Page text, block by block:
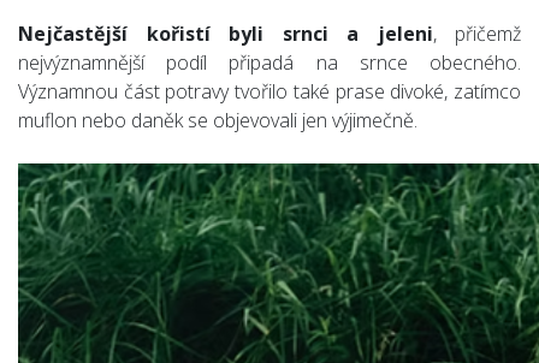
Nejčastější kořistí byli srnci a jeleni, přičemž
nejvýznamnější podíl připadá na srnce obecného.
Významnou část potravy tvořilo také prase divoké, zatímco
muflon nebo daněk se objevovali jen výjimečně.